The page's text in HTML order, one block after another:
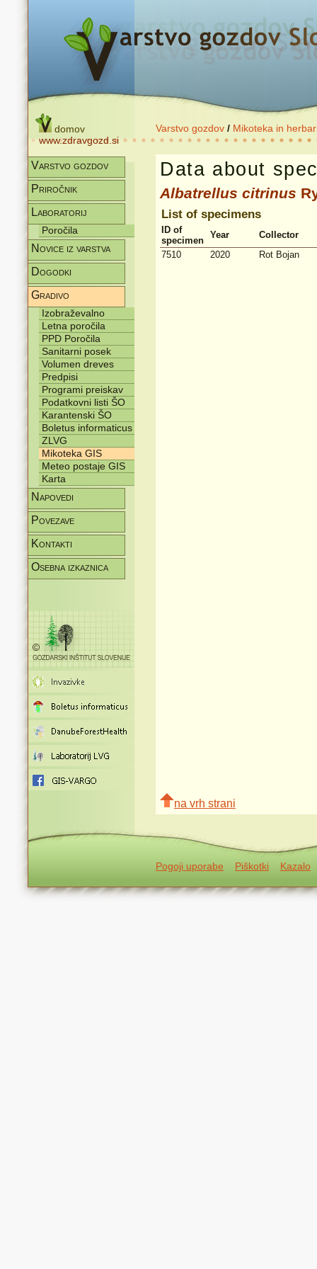
domov
www.zdravgozd.si
Varstvo gozdov / Mikoteka in
Varstvo gozdov
Priročnik
Laboratorij
Poročila
Novice iz varstva
Dogodki
Gradivo
Izobraževalno
Letna poročila
PPD Poročila
Sanitarni posek
Volumen dreves
Predpisi
Programi preiskav
Podatkovni listi ŠO
Karantenski ŠO
Boletus informaticus
ZLVG
Mikoteka GIS
Meteo postaje GIS
Karta
Napovedi
Povezave
Kontakti
Osebna izkaznica
Data about
Albatrellus citrinus
List of specimens
ID of
specimen
Year
Collector
7510
2020 Rot Bojan
na vrh strani
Pogoji uporabe Piškotki Kazalo